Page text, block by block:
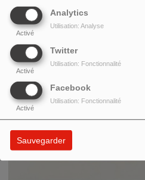
Analytics
Activé
Utilisation: Analyse
Twitter
Activé
Utilisation: Fonctionnalité
Facebook
Activé
Utilisation: Fonctionnalité
Sauvegarder